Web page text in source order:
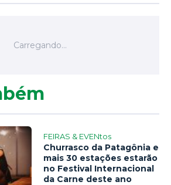
FEIRAS & EVENtos
Churrasco da Patagônia e
mais 30 estações estarão
no Festival Internacional
da Carne deste ano